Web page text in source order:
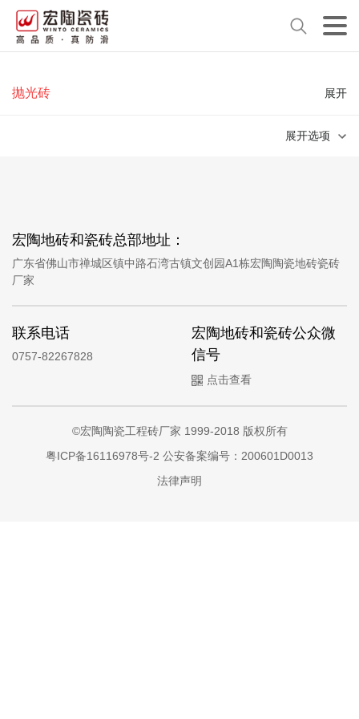
抛光砖 展开
展开选项
宏陶地砖和瓷砖总部地址：
广东省佛山市禅城区镇中路石湾古镇文创园A1栋宏陶陶瓷地砖瓷砖
厂家
联系电话
0757-82267828
宏陶地砖和瓷砖公众微
信号
点击查看
©宏陶陶瓷工程砖厂家 1999-2018 版权所有
粤ICP备16116978号-2 公安备案编号：200601D0013
法律声明